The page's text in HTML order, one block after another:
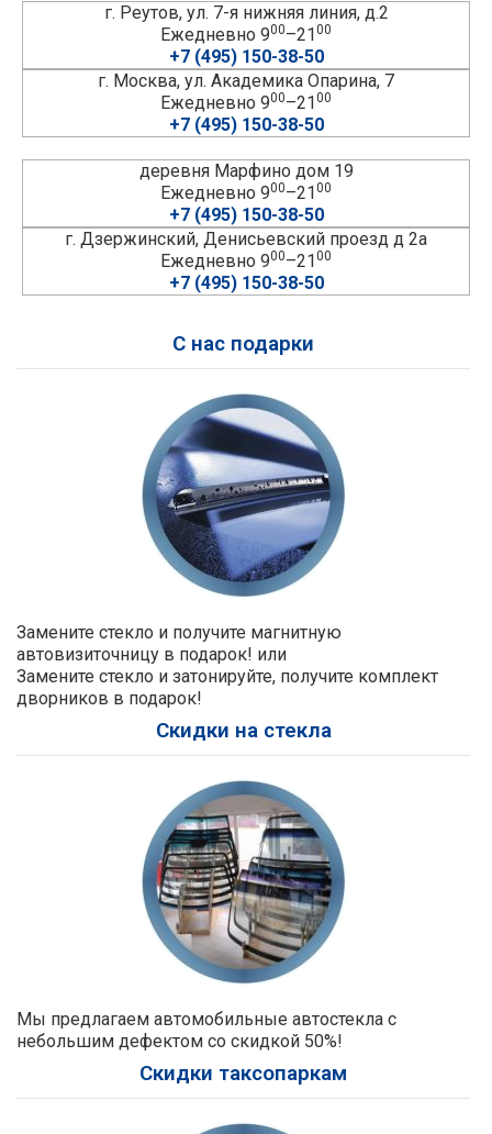
г. Реутов, ул. 7-я нижняя линия, д.2
Ежедневно 900–2100
+7 (495) 150-38-50
г. Москва, ул. Академика Опарина, 7
Ежедневно 900–2100
+7 (495) 150-38-50
деревня Марфино дом 19
Ежедневно 900–2100
+7 (495) 150-38-50
г. Дзержинский, Денисьевский проезд д 2а
Ежедневно 900–2100
+7 (495) 150-38-50
С нас подарки
Замените стекло и получите магнитную
автовизиточницу в подарок! или
Замените стекло и затонируйте, получите комплект
дворников в подарок!
Скидки на стекла
Мы предлагаем автомобильные автостекла с
небольшим дефектом со скидкой 50%!
Скидки таксопаркам